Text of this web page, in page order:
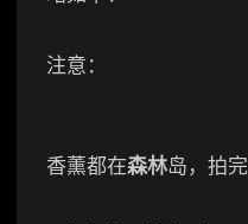
注意：
香薰都在森林岛，拍